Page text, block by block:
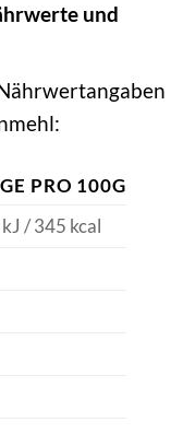
und
PRO 100G
/ 345 kcal